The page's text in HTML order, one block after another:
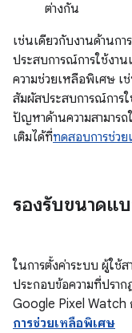
ต่างกัน
เช่นเดียวกับงานด้านก
ประสบการณ์การใช้งา
ความช่วยเหลือพิเศษ
สัมผัสประสบการณ์การ
ปัญหาด้านความสามาร
เติมได้ที่ทดสอบการช่ว
รองรับขนาดแ
ในการตั้งค่าระบบ ผู้ใช้
ประกอบข้อความที่ปรา
Google Pixel Watch
การช่วยเหลือพิเศษ